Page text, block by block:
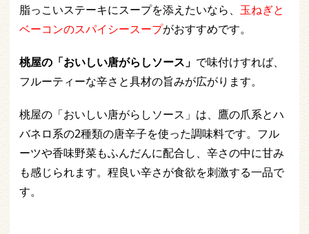
脂っこいステーキにスープを添えたいなら、 玉ねぎと
ベーコンのスパイシースープがおすすめです。
桃屋の「おいしい唐がらしソース」 で味付けすれば、
フルーティーな辛さと具材の旨みが広がります。
桃屋の「おいしい唐がらしソース」は、鷹の爪系とハ
バネロ系の2種類の唐辛子を使った調味料です。フル
ーツや香味野菜もふんだんに配合し、辛さの中に甘み
も感じられます。程良い辛さが食欲を刺激する一品で
す。